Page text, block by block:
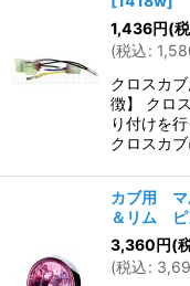
1,436円(
(税込:
クロスカ
徴】 クロ
り付けを
クロスカ
カブ用 マ
＆リム ピ
3,360円(
(税込: